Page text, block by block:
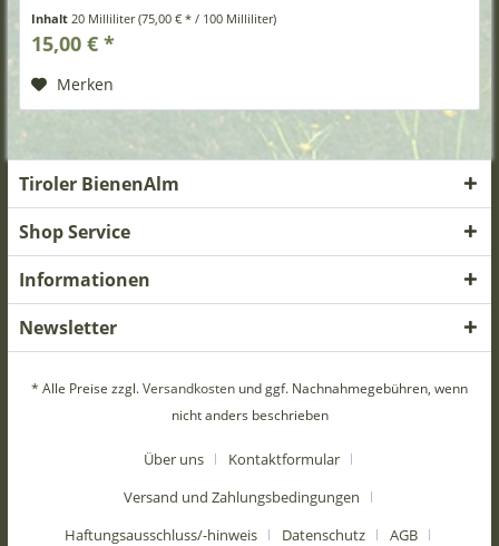
Inhalt 20 Milliliter(75,00 € * / 100 Milliliter)
15,00 € *
Merken
Tiroler BienenAlm
Shop Service
Informationen
Newsletter
* Alle Preise zzgl.Versandkosten und ggf. Nachnahmegebühren, wenn
nicht anders beschrieben
Über uns
Kontaktformular
Versand und Zahlungsbedingungen
Haftungsausschluss/-hinweis
Datenschutz AGB